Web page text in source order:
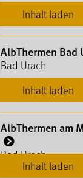
Inhalt laden
Inhalt laden
AlbThermen Bad
Bad Urach
Inhalt laden
AlbThermen am
Bad Urach